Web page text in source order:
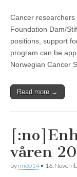
Cancer
Foundation Dam/
positions, support
program can be
Norwegian Cancer
Read more →
våren
by imo014• 16.